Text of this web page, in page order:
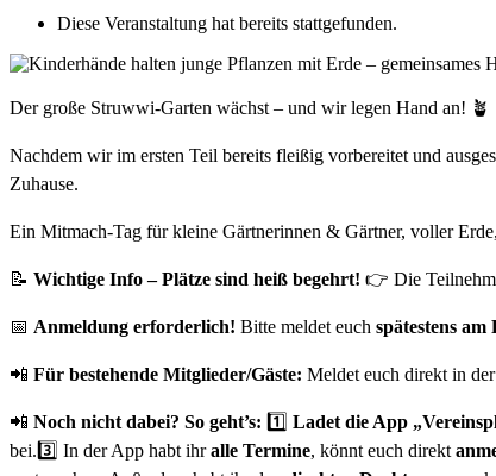
Diese Veranstaltung hat bereits stattgefunden.
Der große Struwwi-Garten wächst – und wir legen Hand an! 🪴
Nachdem wir im ersten Teil bereits fleißig vorbereitet und
Zuhause.
Ein Mitmach-Tag für kleine Gärtnerinnen & Gärtner, voller
📝 Wichtige Info – Plätze sind heiß begehrt! 👉 Die
📅 Anmeldung erforderlich! Bitte meldet euch spätestens
📲 Für bestehende Mitglieder/Gäste: Meldet euch direkt in der
📲 Noch nicht dabei? So geht’s: 1️⃣ Ladet die App
bei.3️⃣ In der App habt ihralle Termine, könnt euch direkt